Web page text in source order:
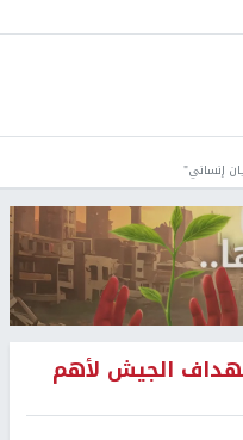
إنساني"
الجيش لأهم